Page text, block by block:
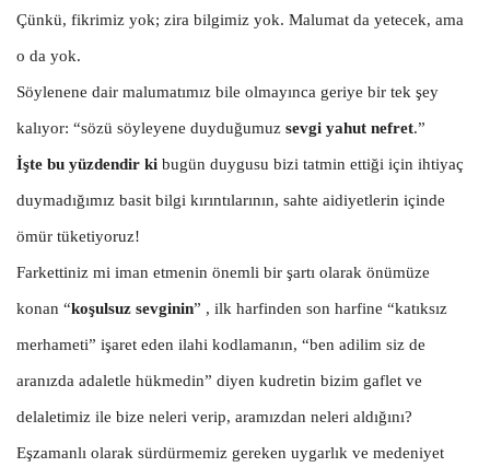
Çünkü, fikrimiz yok; zira bilgimiz yok. Malumat da yetecek, ama
o da yok.
Söylenene dair malumatımız bile olmayınca geriye bir tek şey
kalıyor: “sözü söyleyene duyduğumuz sevgi yahut nefret.”
İşte bu yüzdendir ki bugün duygusu bizi tatmin ettiği için ihtiyaç
duymadığımız basit bilgi kırıntılarının, sahte aidiyetlerin içinde
ömür tüketiyoruz!
Farkettiniz mi iman etmenin önemli bir şartı olarak önümüze
konan “koşulsuz sevginin” , ilk harfinden son harfine “katıksız
merhameti” işaret eden ilahi kodlamanın, “ben adilim siz de
aranızda adaletle hükmedin” diyen kudretin bizim gaflet ve
delaletimiz ile bize neleri verip, aramızdan neleri aldığını?
Eşzamanlı olarak sürdürmemiz gereken uygarlık ve medeniyet